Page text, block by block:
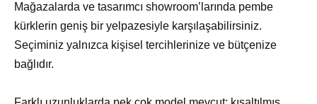
Mağazalarda ve tasarımcı showroom’larında pembe
kürklerin geniş bir yelpazesiyle karşılaşabilirsiniz.
Seçiminiz yalnızca kişisel tercihlerinize ve bütçenize
bağlıdır.